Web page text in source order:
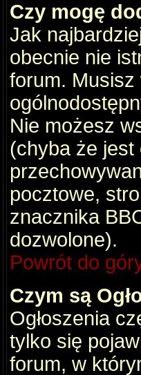
Czy mogę
Jak
obecnie nie
forum.
Nie możesz
(chyba że jest
pocztowe,
znacznika
dozwolone).
Powrót do
Czym są
Ogłoszenia
tylko się
forum, w